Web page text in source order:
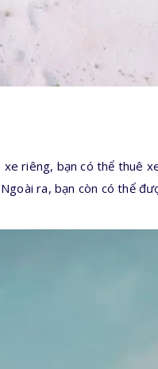
riêng, bạn có thể thuê
ra, bạn còn có thể